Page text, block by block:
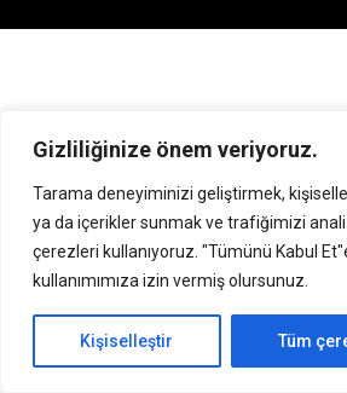
Gizliliğinize önem veriyoruz.
Tarama deneyiminizi geliştirmek,
ya da içerikler sunmak ve trafiğimizi
çerezleri kullanıyoruz. "Tümünü Kabul
kullanımımıza izin vermiş olursunuz.
Kişiselleştir Tüm
KATEGORİLER